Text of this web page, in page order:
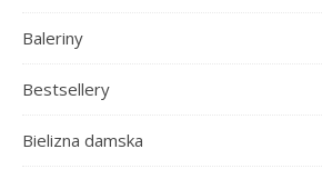
Baleriny
Bestsellery
Bielizna damska